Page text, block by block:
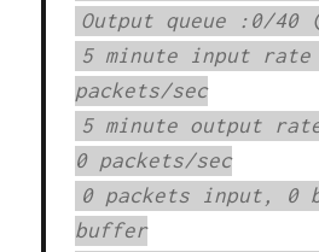
Output queue :0/40
5 minute input
packets/sec
5 minute output
0 packets/sec
0 packets input, 0
buffer